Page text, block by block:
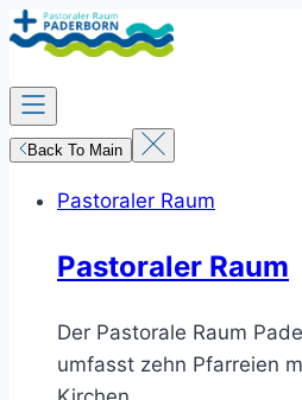
Zum
Inhalt
springen
Back To Main
Pastoraler Raum
Pastoraler Raum
Der Pastorale Raum
umfasst zehn Pfarreien